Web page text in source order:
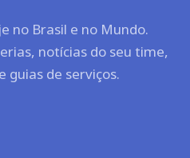
no Brasil e no Mundo.
notícias do seu time,
guias de serviços.